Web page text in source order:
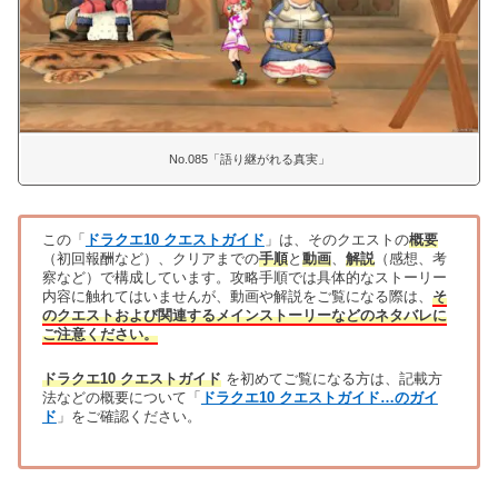
No.085「語り継がれる真実」
この「 ドラクエ10 クエストガイド 」は、そのクエストの概要
（初回報酬など）、クリアまでの手順と 動画、 解説（感想、考
察など）で構成しています。攻略手順では具体的なストーリー
内容に触れてはいませんが、動画や解説をご覧になる際は、 そ
のクエストおよび関連するメインストーリーなどのネタバレに
ご注意ください。
ドラクエ10 クエストガイドを初めてご覧になる方は、記載方
法などの概要について「
ドラクエ10 クエストガイド…のガイ
ド 」をご確認ください。